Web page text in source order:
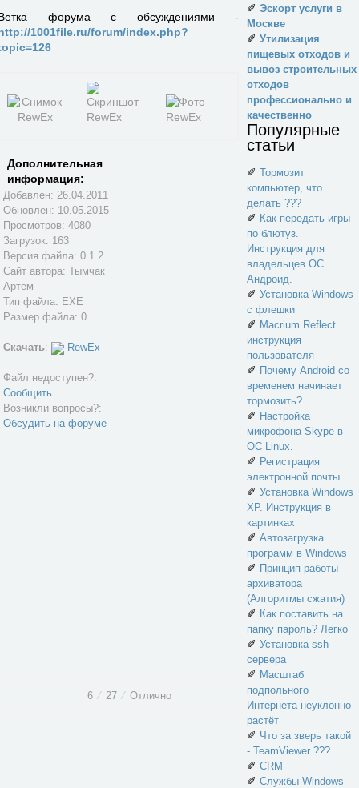
форума с обсуждениями -
1001file.ru/forum/index.php?
Дополнительная
информация:
Добавлен: 26.04.2011
Обновлен: 10.05.2015
Просмотров: 4080
Загрузок: 163
Версия файла: 0.1.2
Сайт автора: Тымчак
Артем
Тип файла: EXE
Размер файла: 0
Скачать: RewEx
Файл недоступен?:
Сообщить
Возникли вопросы?:
Обсудить на форуме
6 ⁄ 27 ⁄ Отлично
✐ Эскорт услуги в
Москве
✐ Утилизация
пищевых отходов и
вывоз строительных
отходов
профессионально и
качественно
Популярные
статьи
✐ Тормозит
компьютер, что
делать ???
✐ Как передать игры
по блютуз.
Инструкция для
владельцев ОС
Андроид.
✐ Установка Windows
с флешки
✐ Macrium Reflect
инструкция
пользователя
✐ Почему Android со
временем начинает
тормозить?
✐ Настройка
микрофона Skype в
ОС Linux.
✐ Регистрация
электронной почты
✐ Установка Windows
XP. Инструкция в
картинках
✐ Автозагрузка
программ в Windows
✐ Принцип работы
архиватора
(Алгоритмы сжатия)
✐ Как поставить на
папку пароль? Легко
✐ Установка ssh-
сервера
✐ Масштаб
подпольного
Интернета неуклонно
растёт
✐ Что за зверь такой
- TeamViewer ???
✐ CRM
✐ Службы Windows